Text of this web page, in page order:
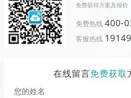
免费获得方案及报价
免费热线 400-
客服热线
在线留言免费获取
您的姓名